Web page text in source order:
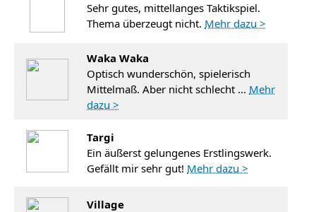
Sehr gutes, mittellanges Taktikspiel.
Thema überzeugt nicht. Mehr dazu >
Waka Waka
Optisch wunderschön, spielerisch
Mittelmaß. Aber nicht schlecht … Mehr
dazu >
Targi
Ein äußerst gelungenes Erstlingswerk.
Gefällt mir sehr gut! Mehr dazu >
Village